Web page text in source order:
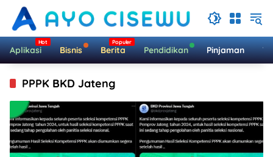
Langsung
konten
Aplikasi Bisnis Berita Pendidikan Pinjaman
PPPK BKD Jateng